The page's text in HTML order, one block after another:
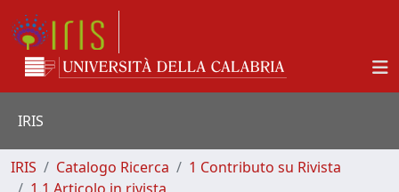
IRIS
IRIS Catalogo Ricerca
1 Contributo su Rivista